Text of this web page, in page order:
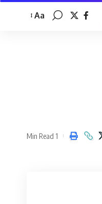
Aa
1 Min Read